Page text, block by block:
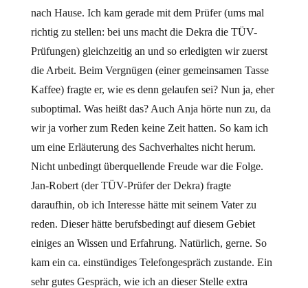
nach Hause. Ich kam gerade mit dem Prüfer (ums mal
richtig zu stellen: bei uns macht die Dekra die TÜV-
Prüfungen) gleichzeitig an und so erledigten wir zuerst
die Arbeit. Beim Vergnügen (einer gemeinsamen Tasse
Kaffee) fragte er, wie es denn gelaufen sei? Nun ja, eher
suboptimal. Was heißt das? Auch Anja hörte nun zu, da
wir ja vorher zum Reden keine Zeit hatten. So kam ich
um eine Erläuterung des Sachverhaltes nicht herum.
Nicht unbedingt überquellende Freude war die Folge.
Jan-Robert (der TÜV-Prüfer der Dekra) fragte
daraufhin, ob ich Interesse hätte mit seinem Vater zu
reden. Dieser hätte berufsbedingt auf diesem Gebiet
einiges an Wissen und Erfahrung. Natürlich, gerne. So
kam ein ca. einstündiges Telefongespräch zustande. Ein
sehr gutes Gespräch, wie ich an dieser Stelle extra